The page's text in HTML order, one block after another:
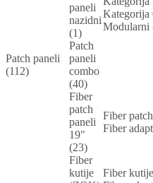
Patch paneli
(112)
paneli
nazidni
(1)
Kategorija
Modularni
Patch
paneli
combo
(40)
Fiber
patch
paneli
19"
(23)
Fiber
Fiber
Fiber
kutije
Fiber